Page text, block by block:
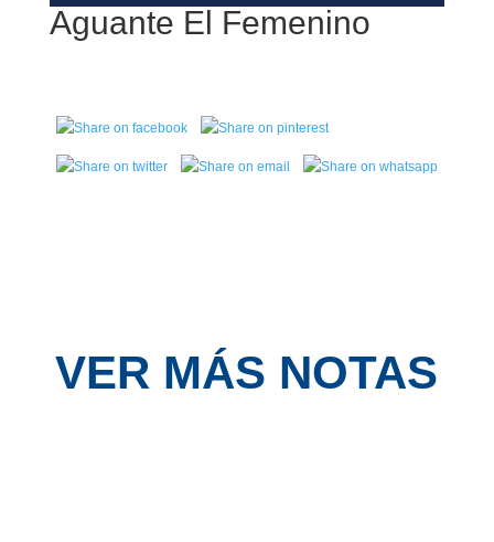
Aguante El Femenino
VER MÁS NOTAS